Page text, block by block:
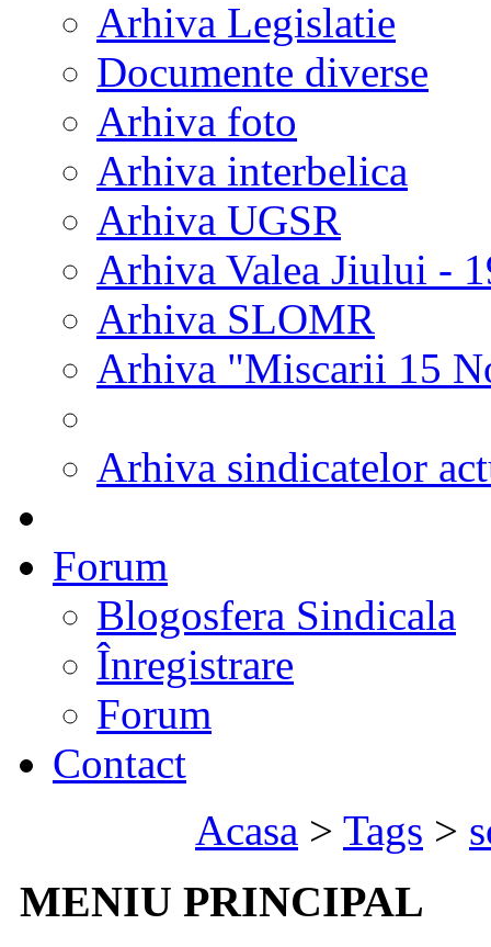
Arhiva Legislatie
Documente diverse
Arhiva foto
Arhiva interbelica
Arhiva UGSR
Arhiva Valea Jiului -
Arhiva SLOMR
Arhiva "Miscarii 15
Arhiva sindicatelor
Forum
Blogosfera Sindicala
Înregistrare
Forum
Contact
Acasa > Tags >
MENIU PRINCIPAL